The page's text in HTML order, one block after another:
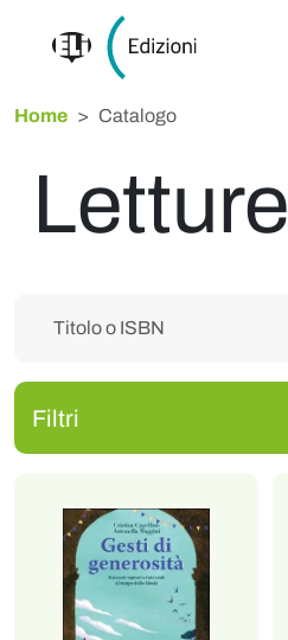
Home Catalogo
Letture
Filtri